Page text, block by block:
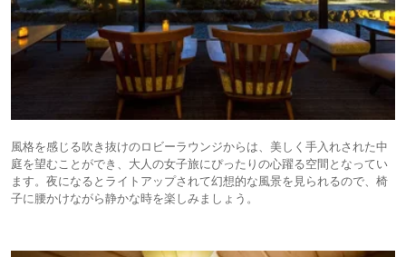
風格を感じる吹き抜けのロビーラウンジからは、美しく手入れされた中
庭を望むことができ、大人の女子旅にぴったりの心躍る空間となってい
ます。夜になるとライトアップされて幻想的な風景を見られるので、椅
子に腰かけながら静かな時を楽しみましょう。